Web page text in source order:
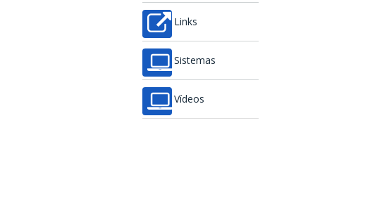
Links
Sistemas
Vídeos